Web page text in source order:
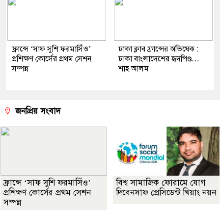
ফ্রান্সে ‘সাফ সুশি ফরমাসিঁও’
প্রশিক্ষণ কোর্সের প্রথম সেশন
সম্পন্ন
ঢাকা ক্লাব ফ্রান্সের অভিষেক :
ঢাকা বাংলাদেশের হৃদপিণ্ড…
শাহ আলম
জনপ্রিয় সংবাদ
ফ্রান্সে ‘সাফ সুশি ফরমাসিঁও’
প্রশিক্ষণ কোর্সের প্রথম সেশন
সম্পন্ন
বিশ্ব সামাজিক ফোরামে যোগ
দিবেনসাফ প্রেসিডেন্ট খিয়াং নয়ন